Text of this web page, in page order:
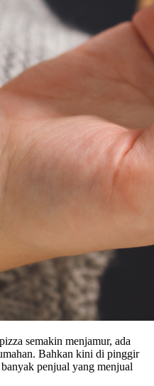
semakin menjamur, ada
Bahkan kini di pinggir
penjual yang menjual